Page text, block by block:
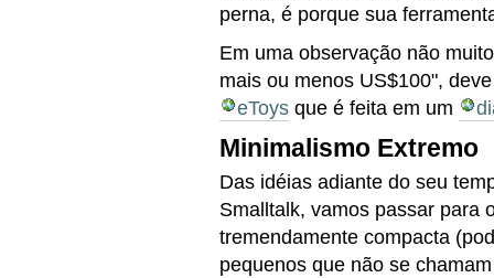
perna, é porque sua
Em uma observação não
mais ou menos US$100",
eToys que é feita em um
Minimalismo Extremo
Das idéias adiante do seu
Smalltalk, vamos passar para
tremendamente compacta
pequenos que não se